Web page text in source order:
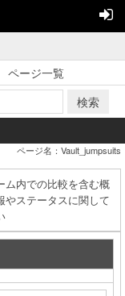
ページ一覧
検索
ページ名：Vault_jumpsuits
ム内での比較を含む概
やステータスに関して